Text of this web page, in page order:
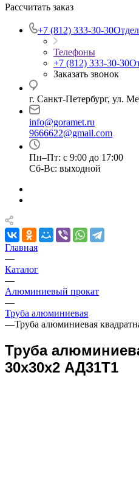
Рассчитать заказ
+7 (812) 333-30-30
Телефоны
+7 (812) 333-30-30
Заказать звонок
г. Санкт-Петербург, ул.
info@goramet.ru
9666622@gmail.com
Пн–Пт: с 9:00 до 17:00
Сб-Вс: выходной
Главная
—
Каталог
—
Алюминиевый прокат
—
Труба алюминиевая
—Труба алюминиевая
Труба
30х30х2 АД31Т1